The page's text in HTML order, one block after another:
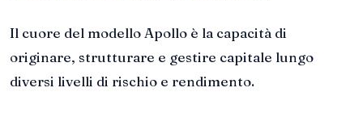
Il cuore del modello Apollo è la capacità di
originare, strutturare e gestire capitale lungo
diversi livelli di rischio e rendimento.